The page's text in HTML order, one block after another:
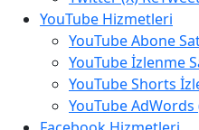
YouTube Hizmetleri
YouTube Abone
YouTube İzlenme
YouTube Shorts
YouTube AdWords